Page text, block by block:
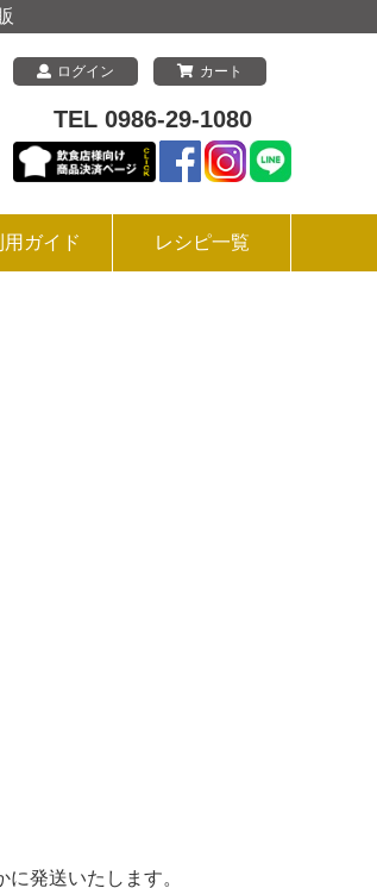
ログイン カート
TEL 0986-29-1080
用ガイド レシピ一覧
発送いたします。